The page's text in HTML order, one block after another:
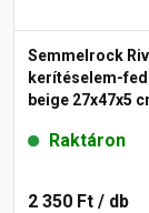
Semmelrock
kerítéselem-
beige 27x47x5
Raktáron
2 350 Ft / db